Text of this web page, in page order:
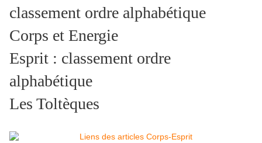
classement ordre alphabétique
Corps et Energie
Esprit : classement ordre
alphabétique
Les Toltèques